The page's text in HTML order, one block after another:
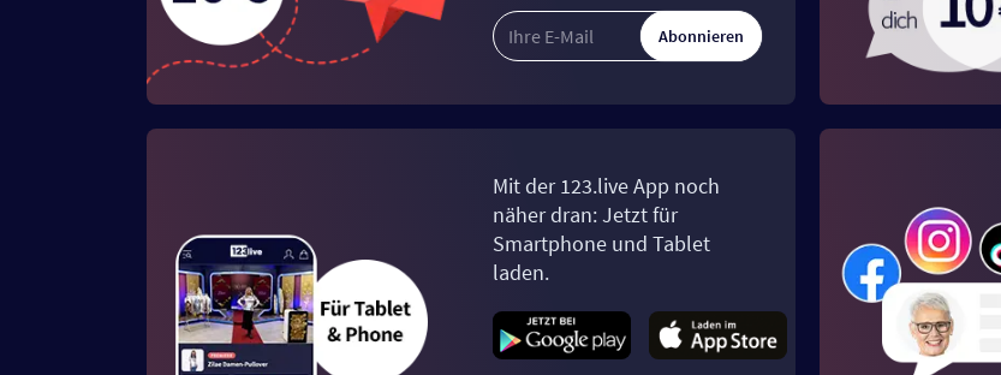
Abonnieren
Mit der 123.live App noch
näher dran: Jetzt für
Smartphone und Tablet
laden.